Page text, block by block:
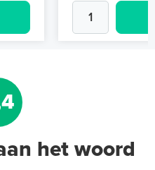
het woord